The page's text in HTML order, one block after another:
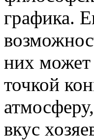
графика.
них
точкой
вкус